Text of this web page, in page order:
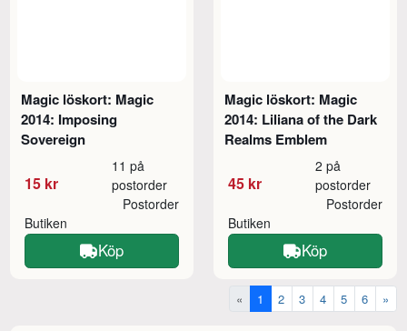
Magic löskort: Magic
2014: Imposing
Sovereign
15 kr
11 på
postorder
Butiken
Postorder
Köp
Magic löskort: Magic
2014: Liliana of the Dark
Realms Emblem
45 kr
2 på
postorder
Butiken
Postorder
Köp
« 1 2 3 4 5 6 »